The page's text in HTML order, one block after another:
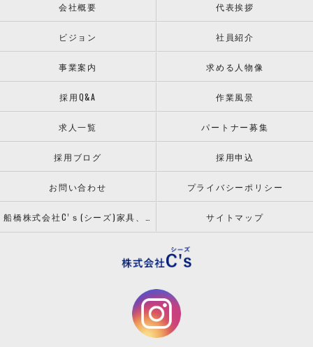
会社概要 代表挨拶
ビジョン 社員紹介
事業案内 求める人物像
採用Q&A 作業風景
求人一覧 パートナー募集
採用ブログ 採用申込
お問い合わせ プライバシーポリシー
サイトマップ